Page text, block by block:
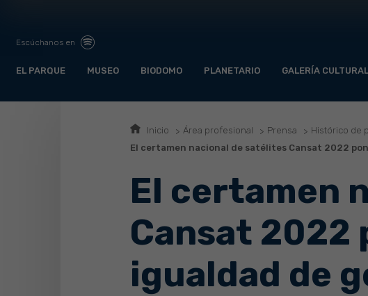
Escúchanos en
EL PARQUE MUSEO BIODOMO PLANETARIO GALERÍA CULTURAL
Inicio Área profesional Prensa
Histórico de
El certamen nacional de satélites Cansat 2022
El certamen
Cansat 2022
igualdad de